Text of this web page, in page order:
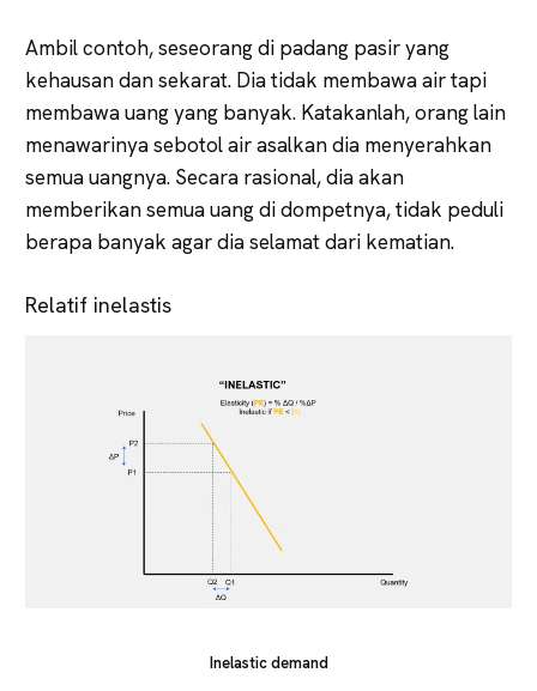
Ambil contoh, seseorang di padang pasir yang
kehausan dan sekarat. Dia tidak membawa air tapi
membawa uang yang banyak. Katakanlah, orang lain
menawarinya sebotol air asalkan dia menyerahkan
semua uangnya. Secara rasional, dia akan
memberikan semua uang di dompetnya, tidak peduli
berapa banyak agar dia selamat dari kematian.
Relatif inelastis
Inelastic demand